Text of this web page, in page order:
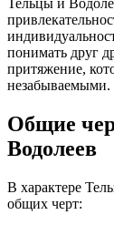
Тельцы и
понимать друг
притяжение,
незабываемыми.
Общие
Водолеев
В характере
общих черт: